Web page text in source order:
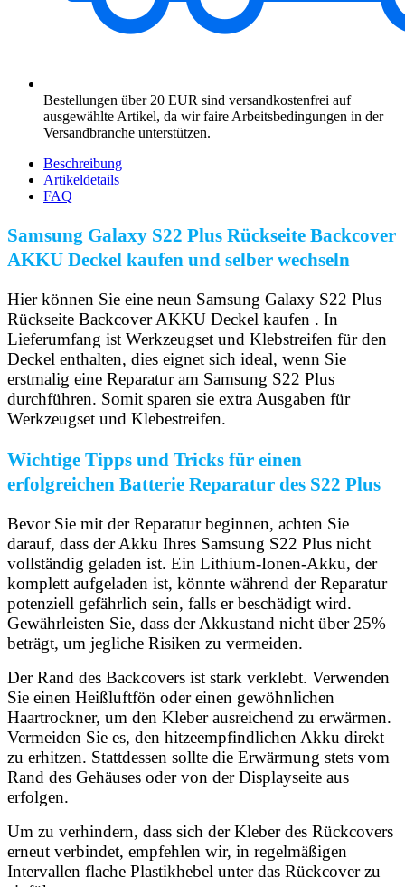
Bestellungen über 20 EUR sind versandkostenfrei auf
ausgewählte Artikel, da wir faire Arbeitsbedingungen in der
Versandbranche unterstützen.
Beschreibung
Artikeldetails
FAQ
Samsung Galaxy S22 Plus Rückseite Backcover
AKKU Deckel kaufen und selber wechseln
Hier können Sie eine neun Samsung Galaxy S22 Plus
Rückseite Backcover AKKU Deckel kaufen . In
Lieferumfang ist Werkzeugset und Klebstreifen für den
Deckel enthalten, dies eignet sich ideal, wenn Sie
erstmalig eine Reparatur am Samsung S22 Plus
durchführen. Somit sparen sie extra Ausgaben für
Werkzeugset und Klebestreifen.
Wichtige Tipps und Tricks für einen
erfolgreichen Batterie Reparatur des S22 Plus
Bevor Sie mit der Reparatur beginnen, achten Sie
darauf, dass der Akku Ihres Samsung S22 Plus nicht
vollständig geladen ist. Ein Lithium-Ionen-Akku, der
komplett aufgeladen ist, könnte während der Reparatur
potenziell gefährlich sein, falls er beschädigt wird.
Gewährleisten Sie, dass der Akkustand nicht über 25%
beträgt, um jegliche Risiken zu vermeiden.
Der Rand des Backcovers ist stark verklebt. Verwenden
Sie einen Heißluftfön oder einen gewöhnlichen
Haartrockner, um den Kleber ausreichend zu erwärmen.
Vermeiden Sie es, den hitzeempfindlichen Akku direkt
zu erhitzen. Stattdessen sollte die Erwärmung stets vom
Rand des Gehäuses oder von der Displayseite aus
erfolgen.
Um zu verhindern, dass sich der Kleber des Rückcovers
erneut verbindet, empfehlen wir, in regelmäßigen
Intervallen flache Plastikhebel unter das Rückcover zu